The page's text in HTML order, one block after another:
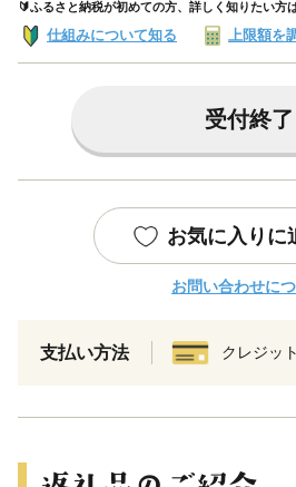
🔰ふるさと納税が初めての方、詳しく知りたい方
仕組みについて知る 上限額を
受付終了
お気に入りに
お問い合わせに
支払い方法 クレジッ